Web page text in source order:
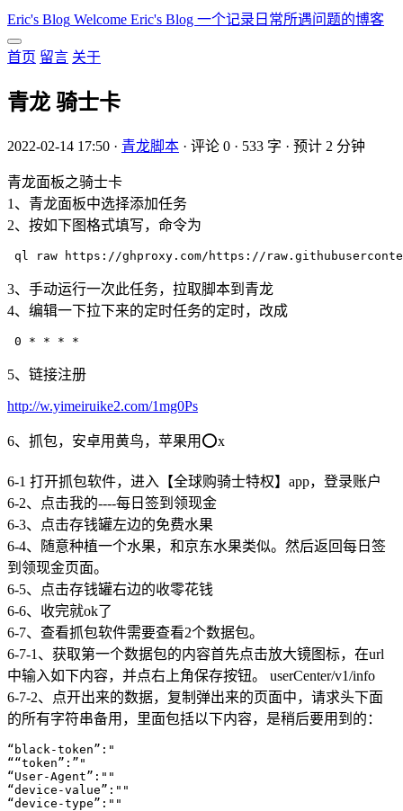
Eric's Blog Welcome Eric's Blog 一个记录日常所遇问题的博客
首页 留言 关于
青龙 骑士卡
2022-02-14 17:50 · 青龙脚本 · 评论 0 · 533 字 · 预计 2 分钟
青龙面板之骑士卡
1、青龙面板中选择添加任务
2、按如下图格式填写，命令为
3、手动运行一次此任务，拉取脚本到青龙
4、编辑一下拉下来的定时任务的定时，改成
5、链接注册
http://w.yimeiruike2.com/1mg0Ps
6、抓包，安卓用黄鸟，苹果用⭕x
6-1 打开抓包软件，进入【全球购骑士特权】app，登录账户
6-2、点击我的----每日签到领现金
6-3、点击存钱罐左边的免费水果
6-4、随意种植一个水果，和京东水果类似。然后返回每日签
到领现金页面。
6-5、点击存钱罐右边的收零花钱
6-6、收完就ok了
6-7、查看抓包软件需要查看2个数据包。
6-7-1、获取第一个数据包的内容首先点击放大镜图标，在url
中输入如下内容，并点右上角保存按钮。 userCenter/v1/info
6-7-2、点开出来的数据，复制弹出来的页面中，请求头下面
的所有字符串备用，里面包括以下内容，是稍后要用到的：
“black-token”:"
““token”:”"
“User-Agent”:""
“device-value”:""
“device-type”:""